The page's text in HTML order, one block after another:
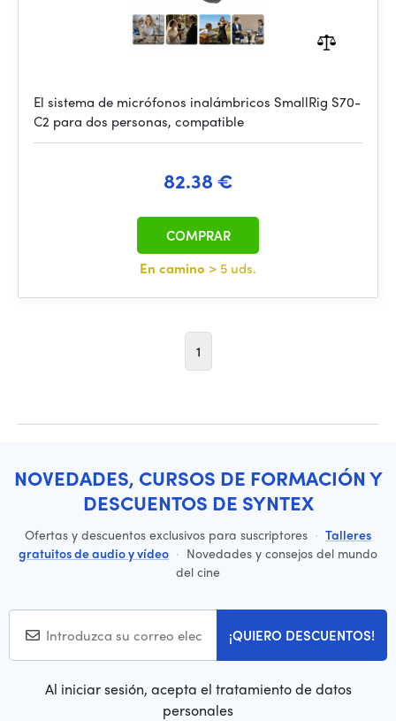
El sistema de micrófonos inalámbricos SmallRig S70-
C2 para dos personas, compatible
82.38 €
En camino > 5 uds.
COMPRAR
1
NOVEDADES, CURSOS DE FORMACIÓN Y
DESCUENTOS DE SYNTEX
Ofertas y descuentos exclusivos para suscriptores · Talleres
gratuitos de audio y vídeo · Novedades y consejos del mundo
del cine
¡QUIERO DESCUENTOS!
Al iniciar sesión, acepta el tratamiento de datos
personales